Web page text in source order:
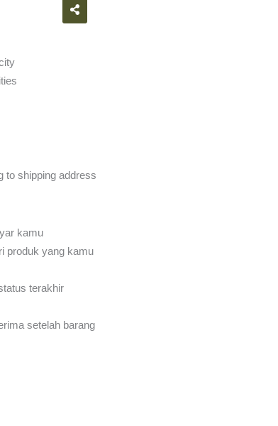
to shipping address
kamu
produk yang kamu
terakhir
setelah barang